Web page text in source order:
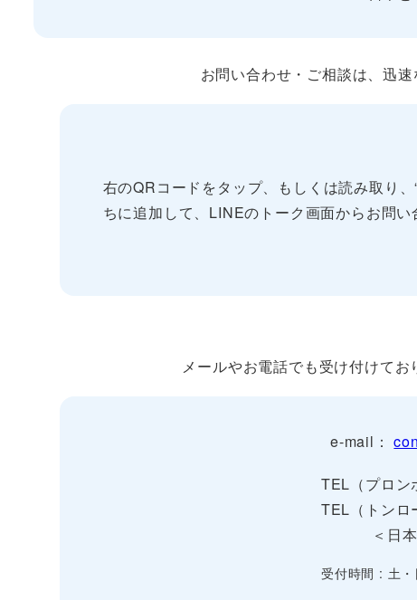
お問い合わせ・ご相談は、迅
右のQRコードをタップ、もしくは読み取り
ちに追加して、LINEのトーク画面からお問い
メールやお電話でも受け付けてお
e-mail：
TEL（プロ
TEL（トン
＜日
受付時間 : 土